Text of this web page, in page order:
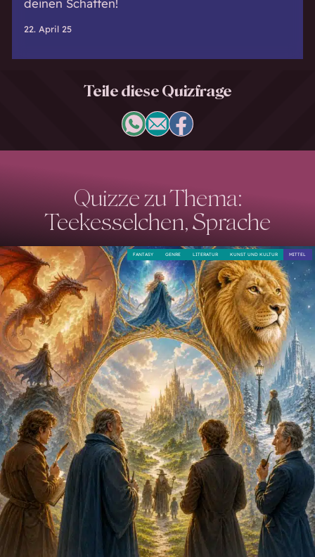
deinen Schatten!
22. April 25
Teile diese Quizfrage
Quizze zu Thema:
Teekesselchen, Sprache
MITTEL
KUNST UND KULTUR
LITERATUR
GENRE
FANTASY